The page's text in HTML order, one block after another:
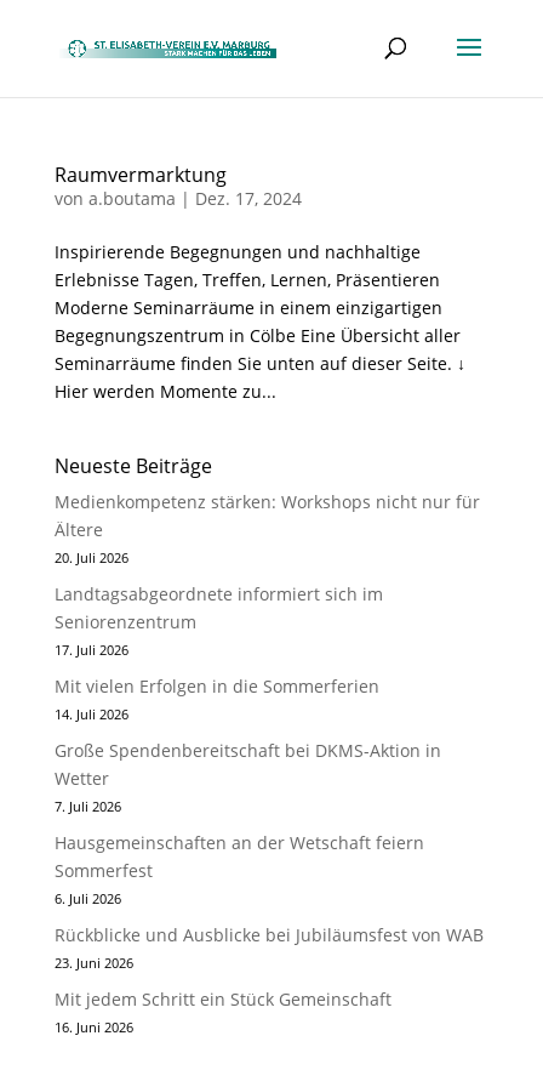
Raumvermarktung
von a.boutama | Dez. 17, 2024
Inspirierende Begegnungen und nachhaltige
Erlebnisse Tagen, Treffen, Lernen, Präsentieren
Moderne Seminarräume in einem einzigartigen
Begegnungszentrum in Cölbe Eine Übersicht aller
Seminarräume finden Sie unten auf dieser Seite. ↓
Hier werden Momente zu...
Neueste Beiträge
Medienkompetenz stärken: Workshops nicht nur für
Ältere
20. Juli 2026
Landtagsabgeordnete informiert sich im
Seniorenzentrum
17. Juli 2026
Mit vielen Erfolgen in die Sommerferien
14. Juli 2026
Große Spendenbereitschaft bei DKMS-Aktion in
Wetter
7. Juli 2026
Hausgemeinschaften an der Wetschaft feiern
Sommerfest
6. Juli 2026
Rückblicke und Ausblicke bei Jubiläumsfest von WAB
23. Juni 2026
Mit jedem Schritt ein Stück Gemeinschaft
16. Juni 2026